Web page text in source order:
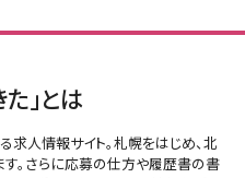
た」とは
求人情報サイト。札幌をはじめ、北
す。さらに応募の仕方や履歴書の書